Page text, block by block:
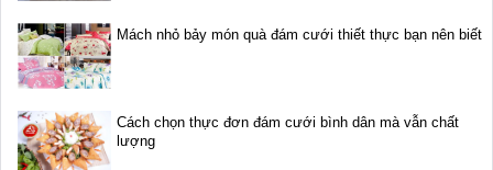
Mách nhỏ bảy món quà đám cưới thiết thực bạn nên biết
Cách chọn thực đơn đám cưới bình dân mà vẫn chất
lượng